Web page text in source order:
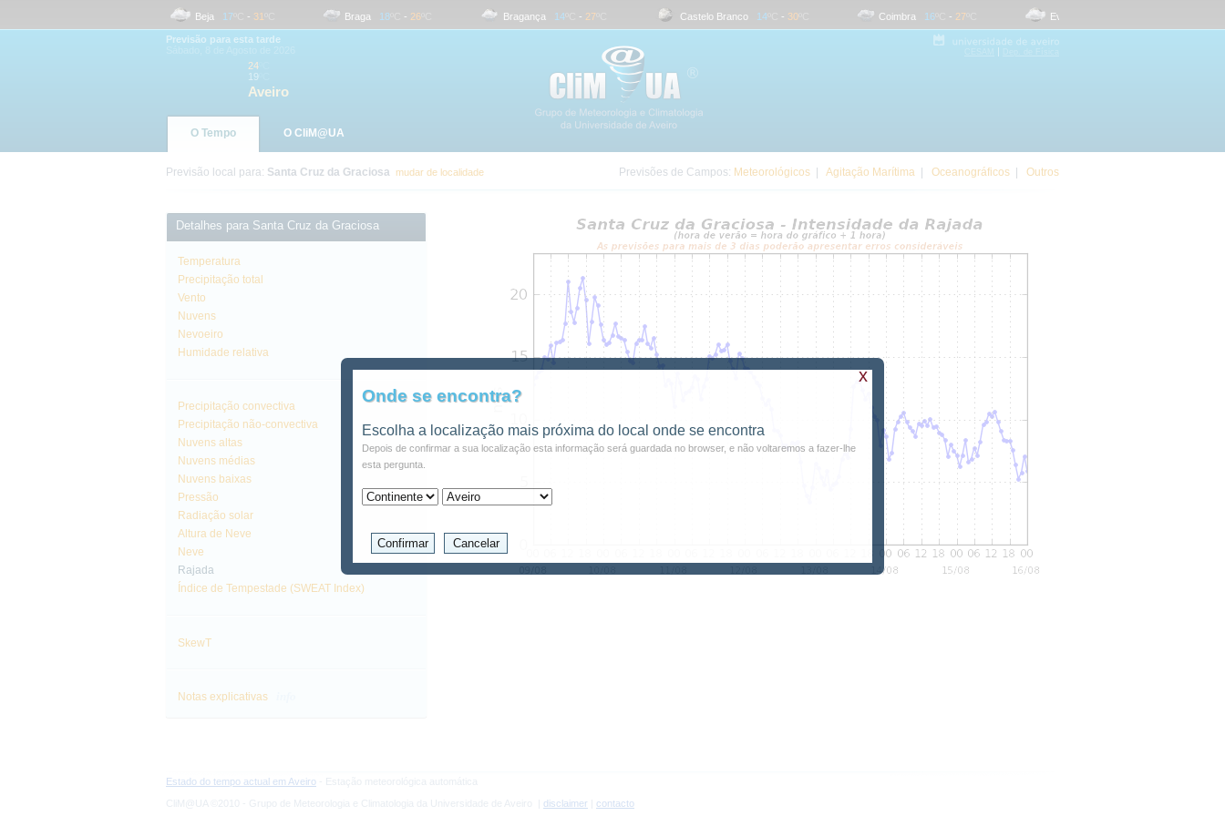
Beja 17ºC 31ºC Braga 18ºC 26ºC Bragança 14ºC 27ºC Castelo Branco 14ºC 30ºC Coimbra 16ºC 27ºC Evora
|
Previsão para esta tarde
24
19
Aveiro
O Tempo O CliM@UA
Previsão local para: Santa Cruz da Graciosa mudar de localidade Previsões de Campos: Meteorológicos Agitação Marítima Oceanográficos Outros
Detalhes para Santa Cruz da Graciosa
Temperatura
Precipitação total
Vento
Nuvens
Nevoeiro
Humidade relativa
Precipitação convectiva
Precipitação não-convectiva
Nuvens altas
Nuvens médias
Nuvens baixas
Pressão
Radiação solar
Altura de Neve
Neve
Rajada
Índice de Tempestade (SWEAT Index)
SkewT
Notas explicativas
Estado do tempo actual em Aveiro - Estação meteorológica automática
CliM@UA ©2010 - Grupo de Meteorologia e Climatologia da Universidade de Aveiro | disclaimer contacto
Onde se encontra?
Escolha a localização mais próxima do local onde se encontra
Depois de confirmar a sua localização esta informação será guardada no browser, e não voltaremos a fazer-lhe
esta pergunta.
x